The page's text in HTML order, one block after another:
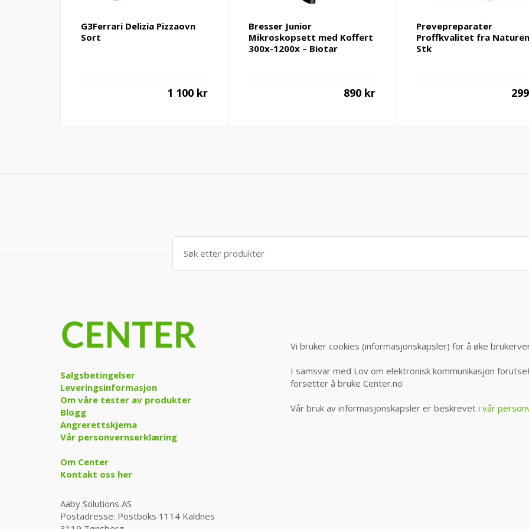
G3Ferrari Delizia Pizzaovn
Sort
1 100 kr
Bresser Junior
Mikroskopsett med Koffert
300x-1200x – Biotar
890 kr
Prøvepreparater
Proffkvalitet fra
Stk
Søk
etter:
Salgsbetingelser
Leveringsinformasjon
Om våre tester av produkter
Blogg
Angrerettskjema
Vår personvernserklæring
Om Center
Kontakt oss her
Aaby Solutions AS
Postadresse: Postboks 1114 Kaldnes
Vi bruker cookies (informasjonskapsler) for å øke
I samsvar med Lov om elektronisk kommunikasjon
forsetter å bruke Center.no
Vår bruk av informasjonskapsler er beskrevet i vår